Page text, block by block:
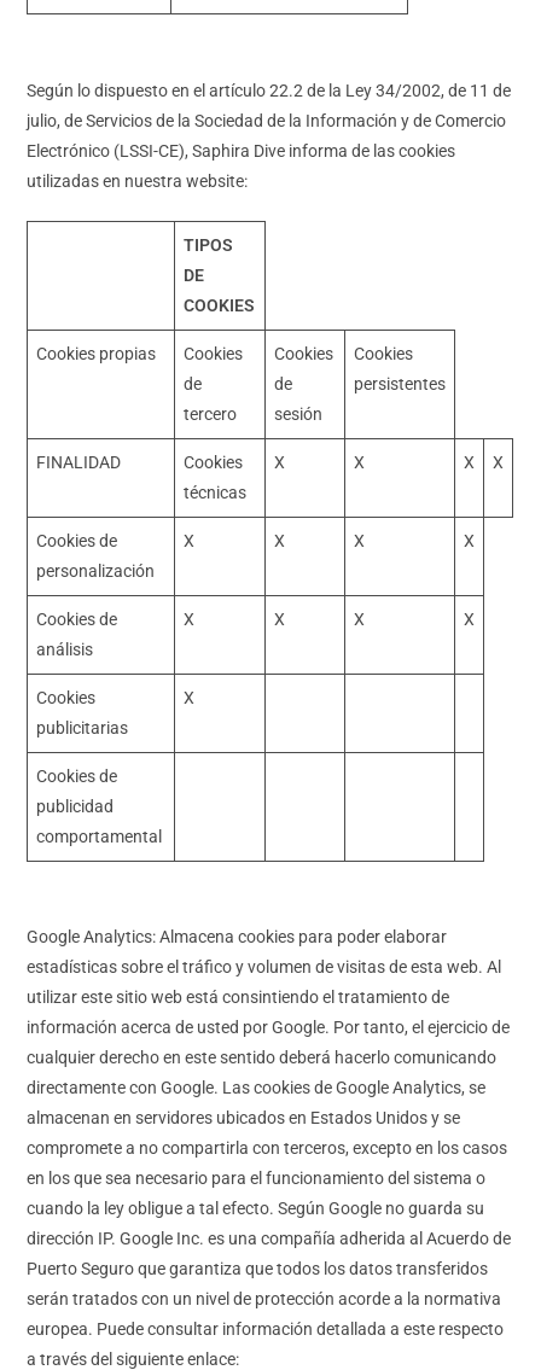
Según lo dispuesto en el artículo 22.2 de la Ley 34/2002, de 11 de
julio, de Servicios de la Sociedad de la Información y de Comercio
Electrónico (LSSI-CE), Saphira Dive informa de las cookies
utilizadas en nuestra website:
TIPOS
DE
COOKIES
Cookies propias
Cookies
de
tercero
Cookies
de
sesión
Cookies
persistentes
FINALIDAD
Cookies
técnicas
X X X X
Cookies de
personalización
X X X X
Cookies de
análisis
X X X X
Cookies
publicitarias
X
Cookies de
publicidad
comportamental
Google Analytics: Almacena cookies para poder elaborar
estadísticas sobre el tráfico y volumen de visitas de esta web. Al
utilizar este sitio web está consintiendo el tratamiento de
información acerca de usted por Google. Por tanto, el ejercicio de
cualquier derecho en este sentido deberá hacerlo comunicando
directamente con Google. Las cookies de Google Analytics, se
almacenan en servidores ubicados en Estados Unidos y se
compromete a no compartirla con terceros, excepto en los casos
en los que sea necesario para el funcionamiento del sistema o
cuando la ley obligue a tal efecto. Según Google no guarda su
dirección IP. Google Inc. es una compañía adherida al Acuerdo de
Puerto Seguro que garantiza que todos los datos transferidos
serán tratados con un nivel de protección acorde a la normativa
europea. Puede consultar información detallada a este respecto
a través del siguiente enlace: